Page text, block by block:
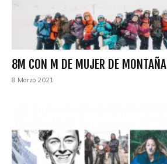
8M CON M DE MUJER DE MONTAÑA
8 Marzo 2021